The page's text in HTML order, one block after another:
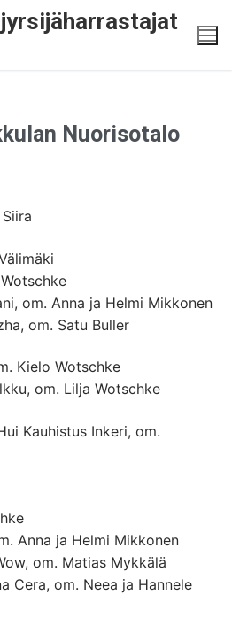
jyrsijäharrastajat
Nuorisotalo
om. Anna ja Helmi Mikkonen
om. Satu Buller
Kielo Wotschke
om. Lilja Wotschke
Kauhistus Inkeri, om.
Anna ja Helmi Mikkonen
om. Matias Mykkälä
Cera, om. Neea ja Hannele